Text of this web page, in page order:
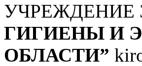
УЧРЕЖДЕНИЕ
ГИГИЕНЫ И
ОБЛАСТИ”